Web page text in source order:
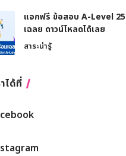
แจกฟรี ข้อสอบ A-Level
เฉลย ดาวน์โหลดได้เลย
สาระน่ารู้
ได้ที่